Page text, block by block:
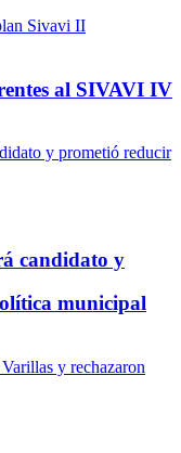
al SIVAVI IV
candidato y
municipal